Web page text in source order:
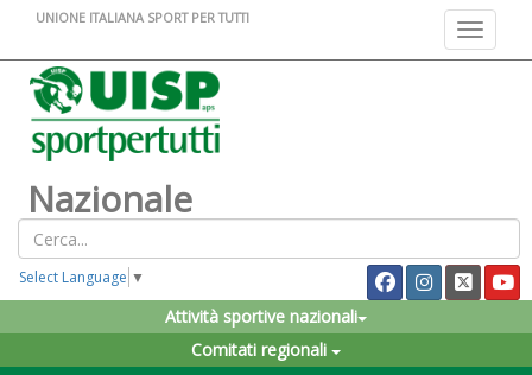
Toggle
UNIONE ITALIANA SPORT PER TUTTI
Nazionale
Select Language ▼
Attività sportive nazionali
Comitati regionali